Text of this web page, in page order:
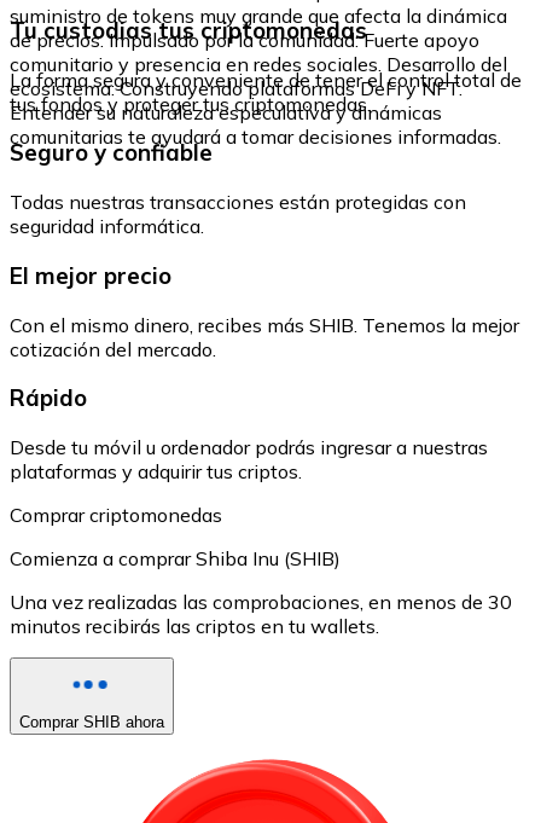
suministro de tokens muy grande que afecta la dinámica
de precios. Impulsado por la comunidad: Fuerte apoyo
comunitario y presencia en redes sociales. Desarrollo del
ecosistema: Construyendo plataformas DeFi y NFT.
Entender su naturaleza especulativa y dinámicas
comunitarias te ayudará a tomar decisiones informadas.
Tu custodias tus criptomonedas
La forma segura y conveniente de tener el control total de
tus fondos y proteger tus criptomonedas.
Seguro y confiable
Todas nuestras transacciones están protegidas con
seguridad informática.
El mejor precio
Con el mismo dinero, recibes más SHIB. Tenemos la mejor
cotización del mercado.
Rápido
Desde tu móvil u ordenador podrás ingresar a nuestras
plataformas y adquirir tus criptos.
Comprar criptomonedas
Comienza a comprar Shiba Inu (SHIB)
Una vez realizadas las comprobaciones, en menos de 30
minutos recibirás las criptos en tu wallets.
Comprar SHIB ahora